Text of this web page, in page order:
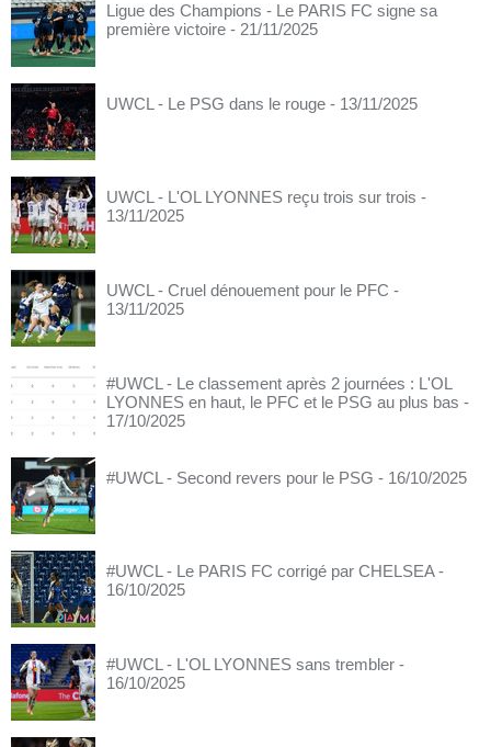
Ligue des Champions - Le PARIS FC signe sa
première victoire - 21/11/2025
UWCL - Le PSG dans le rouge - 13/11/2025
UWCL - L'OL LYONNES reçu trois sur trois -
13/11/2025
UWCL - Cruel dénouement pour le PFC -
13/11/2025
#UWCL - Le classement après 2 journées : L'OL
LYONNES en haut, le PFC et le PSG au plus bas -
17/10/2025
#UWCL - Second revers pour le PSG - 16/10/2025
#UWCL - Le PARIS FC corrigé par CHELSEA -
16/10/2025
#UWCL - L'OL LYONNES sans trembler -
16/10/2025